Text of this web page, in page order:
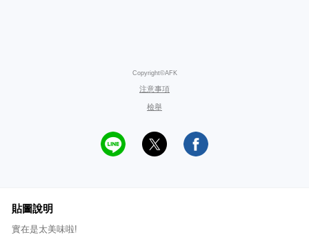
Copyright©AFK
注意事項
檢舉
貼圖說明
實在是太美味啦!